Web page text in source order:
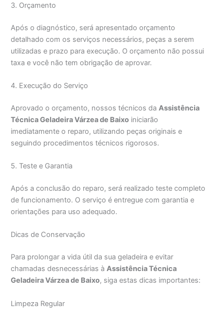
3. Orçamento
Após o diagnóstico, será apresentado orçamento
detalhado com os serviços necessários, peças a serem
utilizadas e prazo para execução. O orçamento não possui
taxa e você não tem obrigação de aprovar.
4. Execução do Serviço
Aprovado o orçamento, nossos técnicos daAssistência
Técnica Geladeira Várzea de Baixo iniciarão
imediatamente o reparo, utilizando peças originais e
seguindo procedimentos técnicos rigorosos.
5. Teste e Garantia
Após a conclusão do reparo, será realizado teste completo
de funcionamento. O serviço é entregue com garantia e
orientações para uso adequado.
Dicas de Conservação
Para prolongar a vida útil da sua geladeira e evitar
chamadas desnecessárias àAssistência Técnica
Geladeira Várzea de Baixo, siga estas dicas importantes:
Limpeza Regular